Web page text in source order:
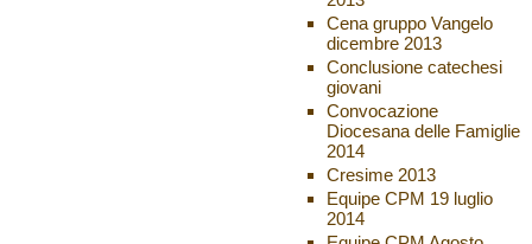
Cena gruppo Vangelo
dicembre 2013
Conclusione catechesi
giovani
Convocazione
Diocesana delle Famiglie
2014
Cresime 2013
Equipe CPM 19 luglio
2014